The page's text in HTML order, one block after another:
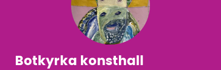
Botkyrka konsthall